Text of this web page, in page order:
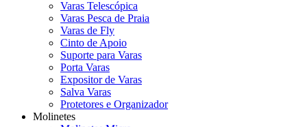
Varas Telescópica
Varas Pesca de Praia
Varas de Fly
Cinto de Apoio
Suporte para Varas
Porta Varas
Expositor de Varas
Salva Varas
Protetores e Organizador
Molinetes